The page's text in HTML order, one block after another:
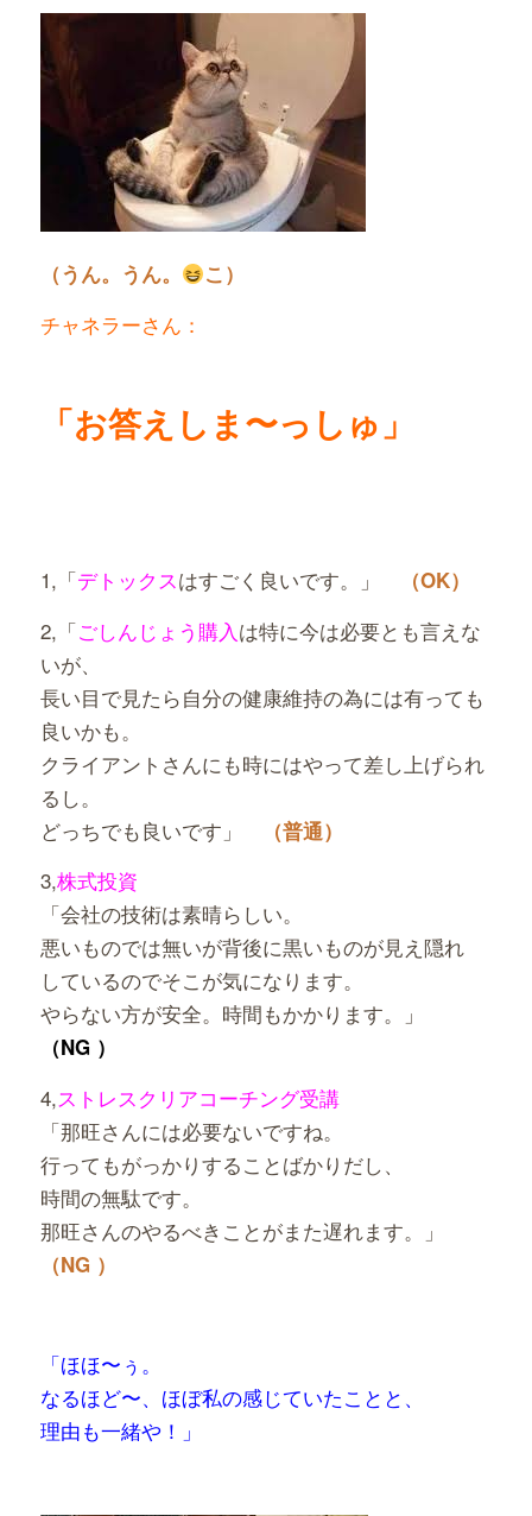
（うん。うん。 こ）
チャネラーさん：
「お答えしま〜っしゅ」
1,「デトックスはすごく良いです。」 （OK）
2,「ごしんじょう購入は特に今は必要とも言えな
いが、
長い目で見たら自分の健康維持の為には有っても
良いかも。
クライアントさんにも時にはやって差し上げられ
るし。
どっちでも良いです」
（普通）
3,株式投資
「会社の技術は素晴らしい。
悪いものでは無いが背後に黒いものが見え隠れ
しているのでそこが気になります。
やらない方が安全。時間もかかります。」
（NG ）
4,ストレスクリアコーチング受講
「那旺さんには必要ないですね。
行ってもがっかりすることばかりだし、
時間の無駄です。
那旺さんのやるべきことがまた遅れます。」
（NG ）
「ほほ〜ぅ。
なるほど〜、ほぼ私の感じていたことと、
理由も一緒や！」